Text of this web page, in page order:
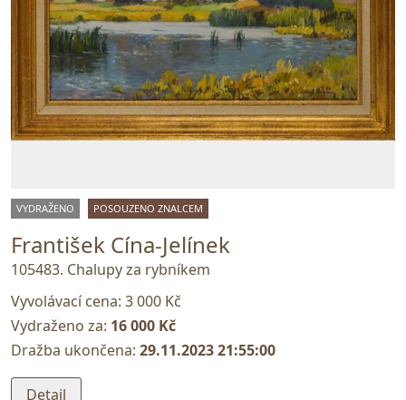
VYDRAŽENO POSOUZENO ZNALCEM
František Cína-Jelínek
105483. Chalupy za rybníkem
Vyvolávací cena: 3 000 Kč
Vydraženo za: 16 000 Kč
Dražba ukončena: 29.11.2023 21:55:00
Detail